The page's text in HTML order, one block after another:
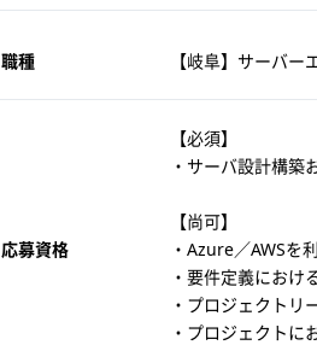
職種 【岐阜】サーバー
応募資格
【必須】
・サーバ設計構築
【尚可】
・Azure／AWSを
・要件定義におけ
・プロジェクトリ
・プロジェクトに